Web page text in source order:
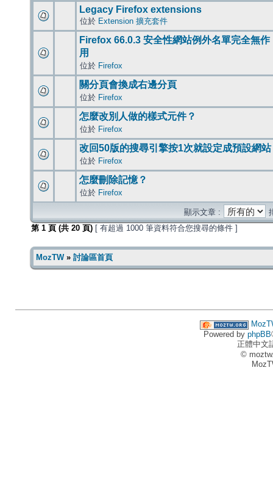
Legacy Firefox extensions
位於 Extension 擴充套件
Firefox 66.0.3 安全性網站例外名單完全無作
用
位於 Firefox
關分頁會換成右邊分頁
位於 Firefox
怎麼改別人做的樣式元件？
位於 Firefox
改回50版的搜尋引擎按1次就設定成預設網站
位於 Firefox
怎麼刪除記憶？
位於 Firefox
顯示文章 :
第 1 頁 (共 20 頁) [ 有超過 1000 筆資料符合您搜尋的條件 ]
MozTW» 討論區首頁
Powered by phpBB
正體中文
©